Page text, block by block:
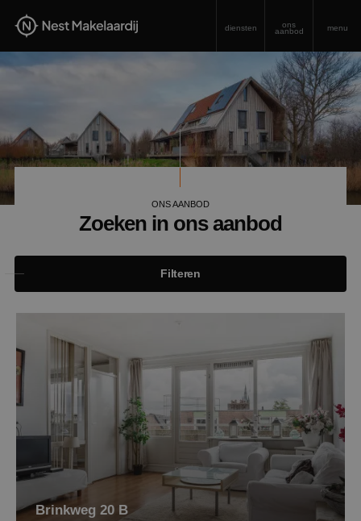
diensten ons
aanbod menu
ONS AANBOD
Zoeken in ons aanbod
Filteren
Brinkweg 20 B